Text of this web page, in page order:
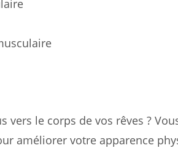
le corps de vos rêves ?
améliorer votre apparence